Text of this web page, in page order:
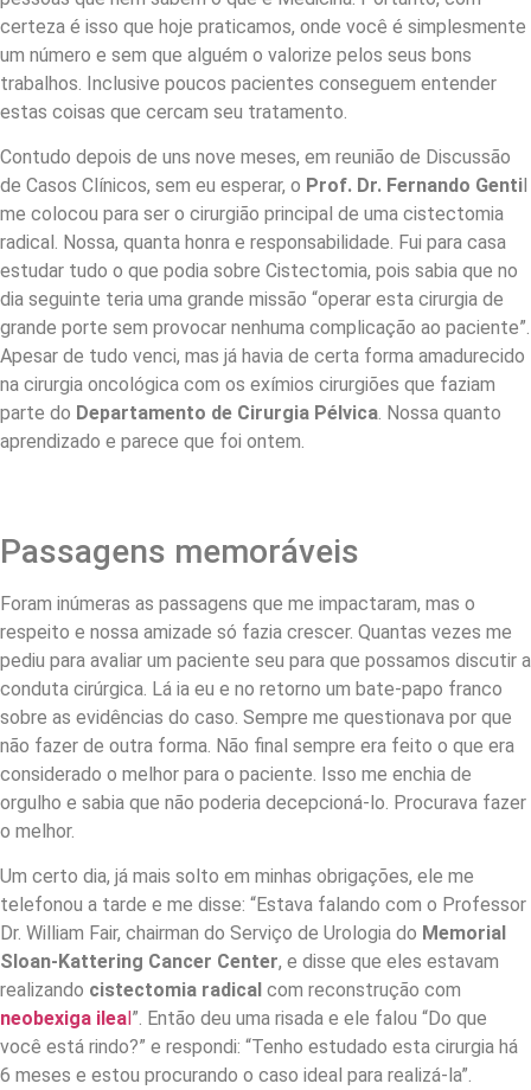
certeza é isso que hoje praticamos, onde você é simplesmente
um número e sem que alguém o valorize pelos seus bons
trabalhos. Inclusive poucos pacientes conseguem entender
estas coisas que cercam seu tratamento.
Contudo depois de uns nove meses, em reunião de Discussão
de Casos Clínicos, sem eu esperar, o Prof. Dr. Fernando Genti
me colocou para ser o cirurgião principal de uma cistectomia
radical. Nossa, quanta honra e responsabilidade. Fui para casa
estudar tudo o que podia sobre Cistectomia, pois sabia que no
dia seguinte teria uma grande missão “operar esta cirurgia de
grande porte sem provocar nenhuma complicação ao paciente”.
Apesar de tudo venci, mas já havia de certa forma amadurecido
na cirurgia oncológica com os exímios cirurgiões que faziam
parte do Departamento de Cirurgia Pélvica. Nossa quanto
aprendizado e parece que foi ontem.
Passagens memoráveis
Foram inúmeras as passagens que me impactaram, mas o
respeito e nossa amizade só fazia crescer. Quantas vezes me
pediu para avaliar um paciente seu para que possamos discutir a
conduta cirúrgica. Lá ia eu e no retorno um bate-papo franco
sobre as evidências do caso. Sempre me questionava por que
não fazer de outra forma. Não final sempre era feito o que era
considerado o melhor para o paciente. Isso me enchia de
orgulho e sabia que não poderia decepcioná-lo. Procurava fazer
o melhor.
Um certo dia, já mais solto em minhas obrigações, ele me
telefonou a tarde e me disse: “Estava falando com o Professor
Dr. William Fair, chairman do Serviço de Urologia do Memorial
Sloan-Kattering Cancer Center, e disse que eles estavam
realizando cistectomia radical com reconstrução com
neobexiga ilea ”. Então deu uma risada e ele falou “Do que
você está rindo?” e respondi: “Tenho estudado esta cirurgia há
6 meses e estou procurando o caso ideal para realizá-la”.